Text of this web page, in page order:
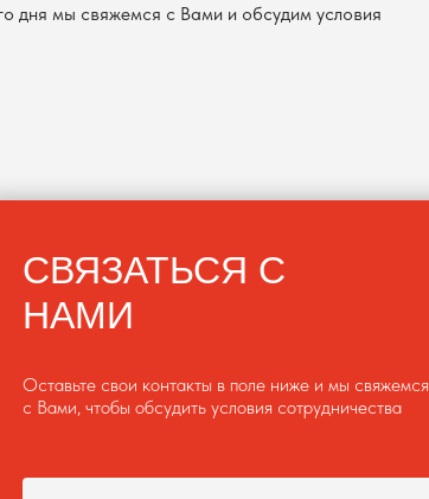
дня мы свяжемся с Вами и обсудим условия
СВЯЗАТЬСЯ С
НАМИ
Оставьте свои контакты в поле ниже и мы свяжемся
с Вами, чтобы обсудить условия сотрудничества